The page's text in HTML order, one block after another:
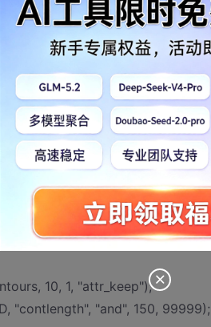
hv_ColumnB;
10, 1, "attr_keep");
"contlength", "and", 150, 99999);